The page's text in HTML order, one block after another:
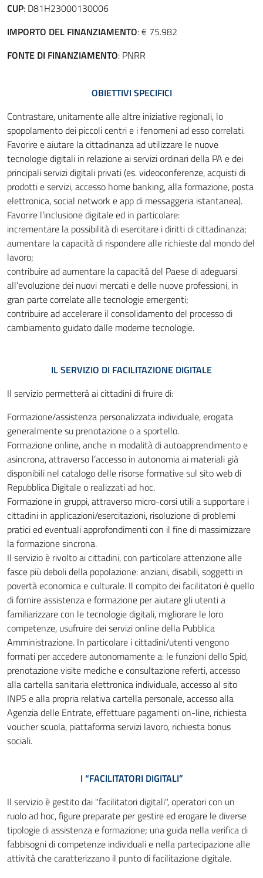
CUP: D81H23000130006
IMPORTO DEL FINANZIAMENTO: € 75.982
FONTE DI FINANZIAMENTO: PNRR
OBIETTIVI SPECIFICI
Contrastare, unitamente alle altre iniziative regionali, lo
spopolamento dei piccoli centri e i fenomeni ad esso correlati.
Favorire e aiutare la cittadinanza ad utilizzare le nuove
tecnologie digitali in relazione ai servizi ordinari della PA e dei
principali servizi digitali privati (es. videoconferenze, acquisti di
prodotti e servizi, accesso home banking, alla formazione, posta
elettronica, social network e app di messaggeria istantanea).
Favorire l’inclusione digitale ed in particolare:
incrementare la possibilità di esercitare i diritti di cittadinanza;
aumentare la capacità di rispondere alle richieste dal mondo del
lavoro;
contribuire ad aumentare la capacità del Paese di adeguarsi
all’evoluzione dei nuovi mercati e delle nuove professioni, in
gran parte correlate alle tecnologie emergenti;
contribuire ad accelerare il consolidamento del processo di
cambiamento guidato dalle moderne tecnologie.
IL SERVIZIO DI FACILITAZIONE DIGITALE
Il servizio permetterà ai cittadini di fruire di:
Formazione/assistenza personalizzata individuale, erogata
generalmente su prenotazione o a sportello.
Formazione online, anche in modalità di autoapprendimento e
asincrona, attraverso l’accesso in autonomia ai materiali già
disponibili nel catalogo delle risorse formative sul sito web di
Repubblica Digitale o realizzati ad hoc.
Formazione in gruppi, attraverso micro-corsi utili a supportare i
cittadini in applicazioni/esercitazioni, risoluzione di problemi
pratici ed eventuali approfondimenti con il fine di massimizzare
la formazione sincrona.
Il servizio è rivolto ai cittadini, con particolare attenzione alle
fasce più deboli della popolazione: anziani, disabili, soggetti in
povertà economica e culturale. Il compito dei facilitatori è quello
di fornire assistenza e formazione per aiutare gli utenti a
familiarizzare con le tecnologie digitali, migliorare le loro
competenze, usufruire dei servizi online della Pubblica
Amministrazione. In particolare i cittadini/utenti vengono
formati per accedere autonomamente a: le funzioni dello Spid,
prenotazione visite mediche e consultazione referti, accesso
alla cartella sanitaria elettronica individuale, accesso al sito
INPS e alla propria relativa cartella personale, accesso alla
Agenzia delle Entrate, effettuare pagamenti on-line, richiesta
voucher scuola, piattaforma servizi lavoro, richiesta bonus
sociali.
I “FACILITATORI DIGITALI”
Il servizio è gestito dai "facilitatori digitali", operatori con un
ruolo ad hoc, figure preparate per gestire ed erogare le diverse
tipologie di assistenza e formazione; una guida nella verifica di
fabbisogni di competenze individuali e nella partecipazione alle
attività che caratterizzano il punto di facilitazione digitale.